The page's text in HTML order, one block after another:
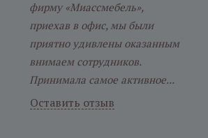
фирму «Миассмебель»,
приехав в офис, мы были
приятно удивлены оказанным
внимаем сотрудников.
Принимала самое активное...
Оставить отзыв